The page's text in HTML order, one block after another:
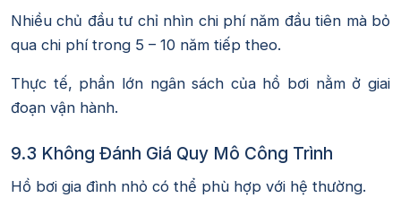
Nhiều chủ đầu tư chỉ nhìn chi phí năm đầu tiên mà bỏ
qua chi phí trong 5 – 10 năm tiếp theo.
Thực tế, phần lớn ngân sách của hồ bơi nằm ở giai
đoạn vận hành.
9.3 Không Đánh Giá Quy Mô Công Trình
Hồ bơi gia đình nhỏ có thể phù hợp với hệ thường.